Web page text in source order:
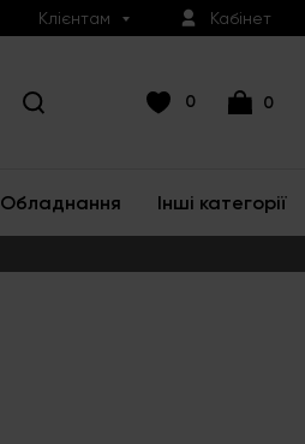
Клієнтам Кабінет
0 0
Обладнання Інші категорії